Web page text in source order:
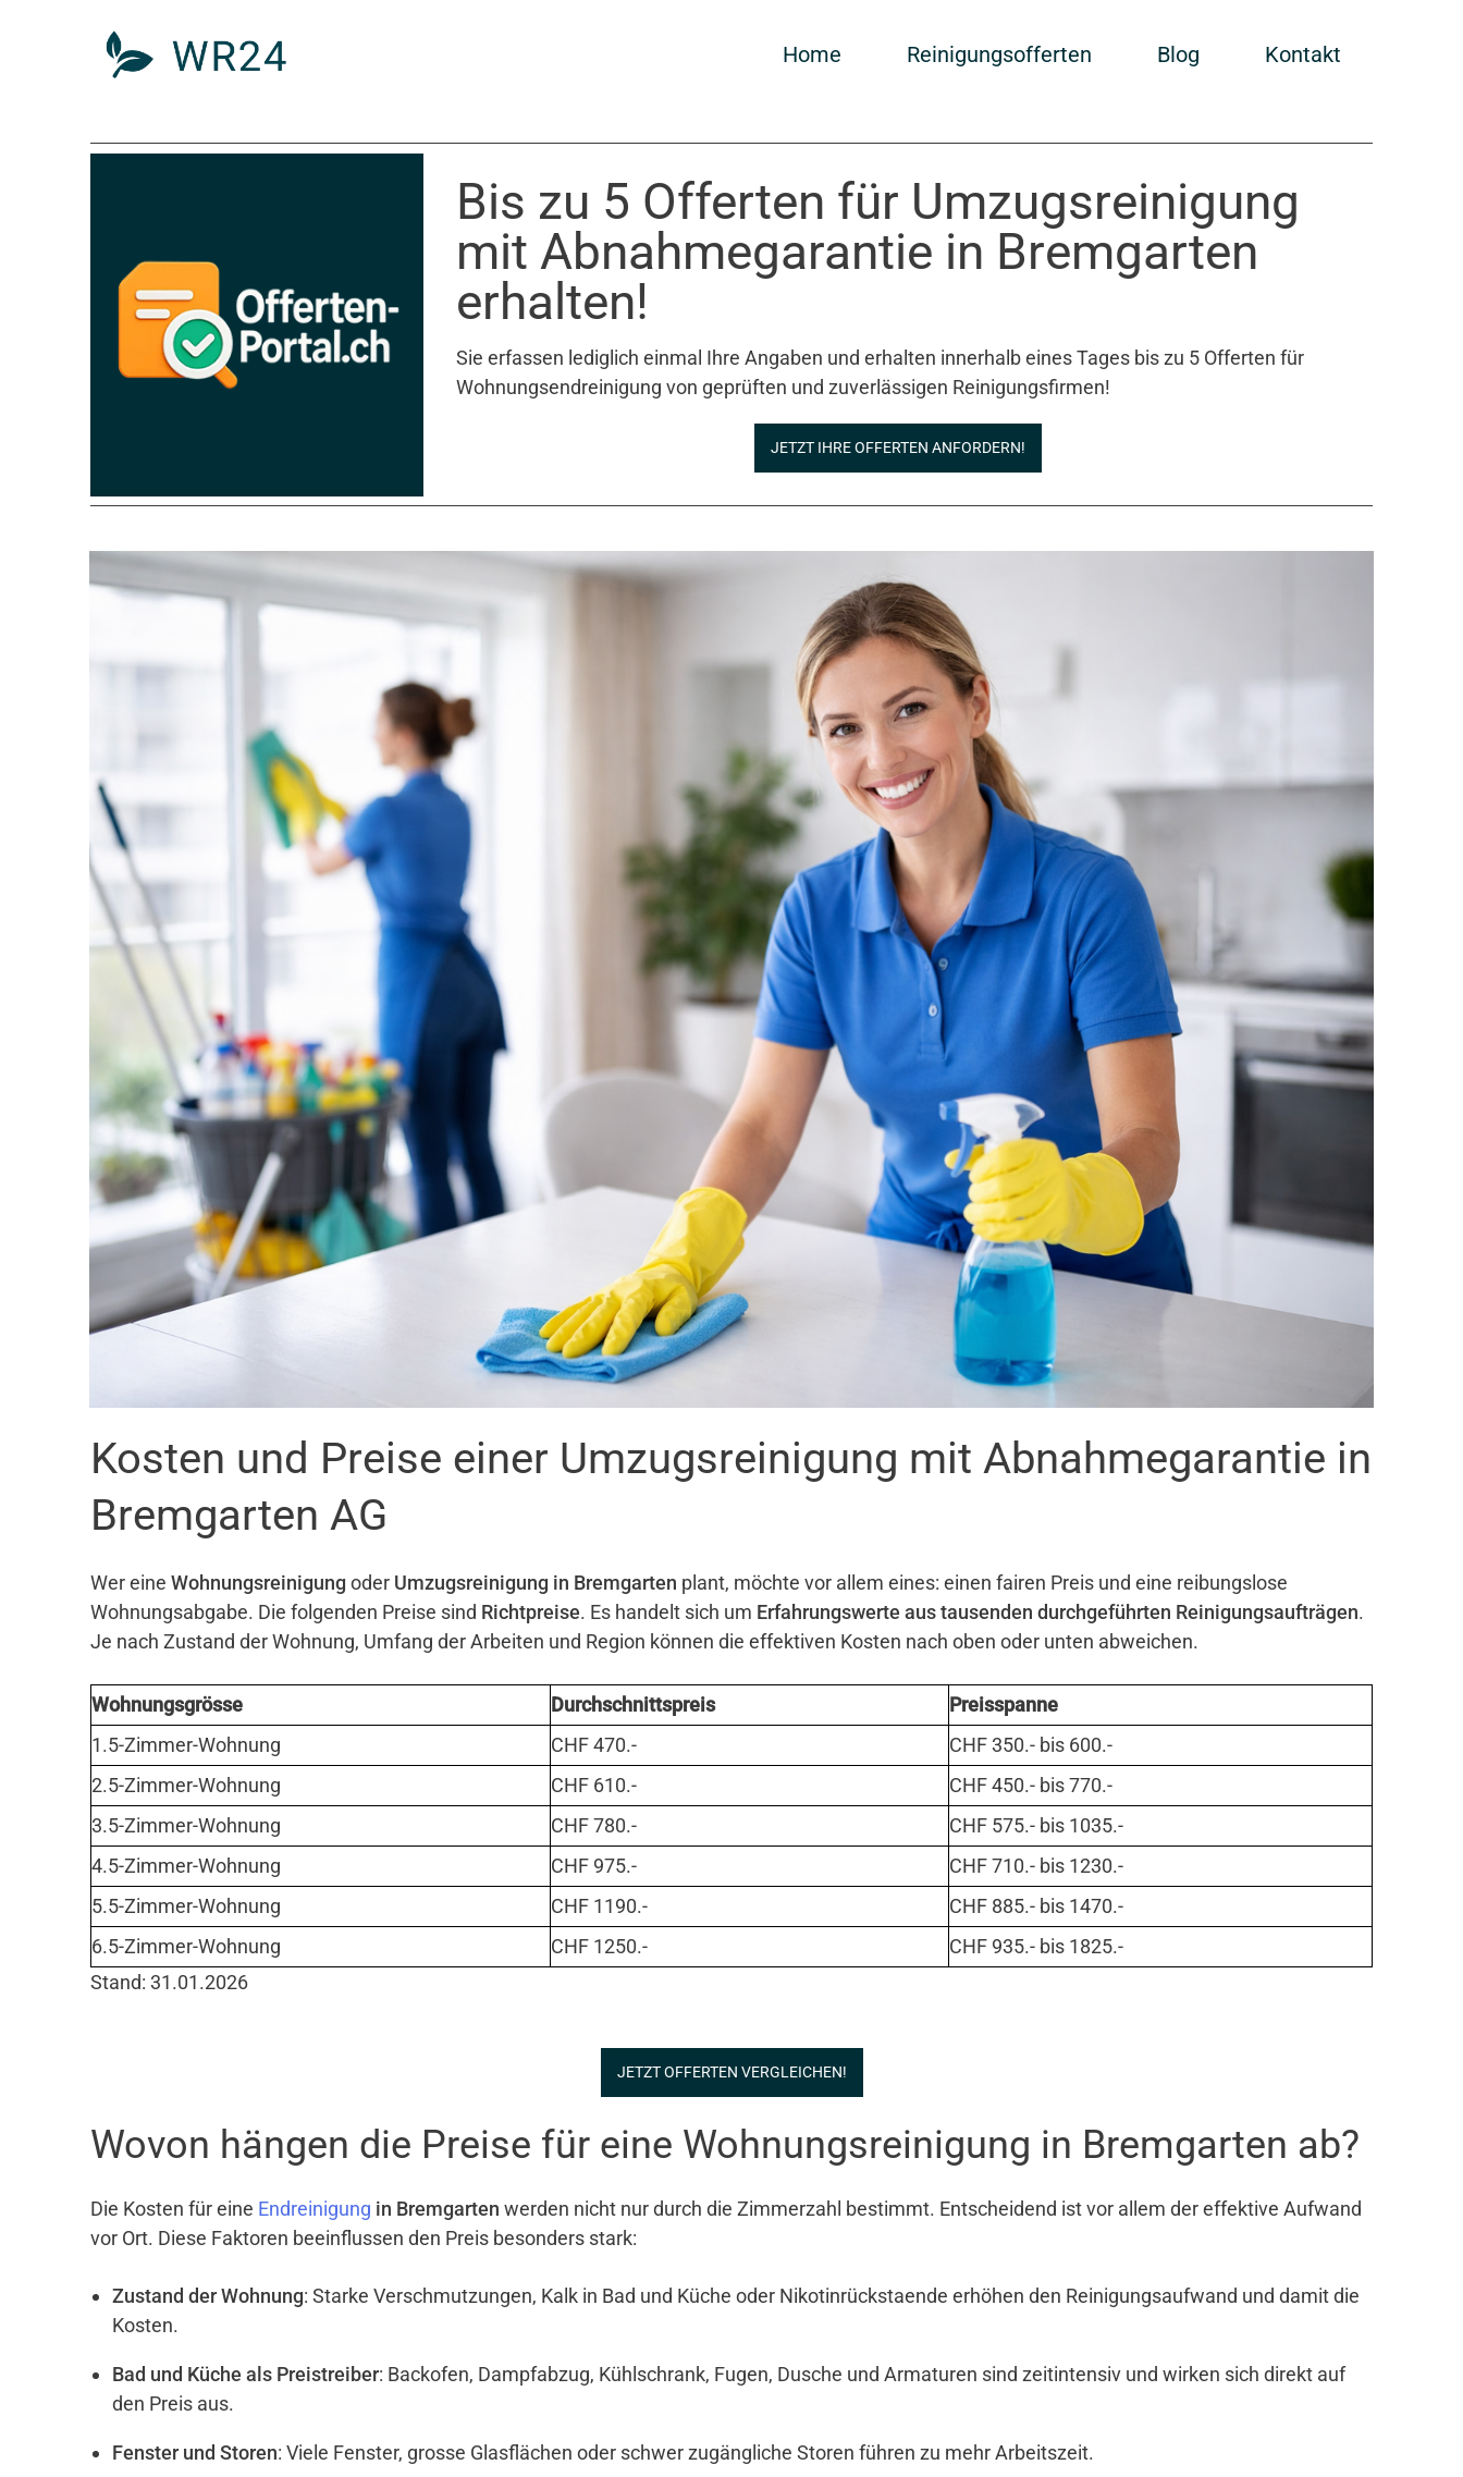
Home Reinigungsofferten Blog Kontakt
Bis zu 5 Offerten für Umzugsreinigung
mit Abnahmegarantie in Bremgarten
erhalten!
Sie erfassen lediglich einmal Ihre Angaben und erhalten innerhalb eines Tages bis zu 5 Offerten für
Wohnungsendreinigung von geprüften und zuverlässigen Reinigungsfirmen!
JETZT IHRE OFFERTEN ANFORDERN!
Kosten und Preise einer Umzugsreinigung mit Abnahmegarantie in
Bremgarten AG
Wer eine Wohnungsreinigung oder Umzugsreinigung in Bremgarten plant, möchte vor allem eines: einen fairen Preis und eine reibungslose
Wohnungsabgabe. Die folgenden Preise sind Richtpreise. Es handelt sich um Erfahrungswerte aus tausenden durchgeführten Reinigungsaufträgen.
Je nach Zustand der Wohnung, Umfang der Arbeiten und Region können die effektiven Kosten nach oben oder unten abweichen.
Wohnungsgrösse Durchschnittspreis
Preisspanne
1.5-Zimmer-Wohnung
CHF 470.-
CHF 350.- bis 600.-
2.5-Zimmer-Wohnung
CHF 610.-
CHF 450.- bis 770.-
3.5-Zimmer-Wohnung
CHF 780.-
CHF 575.- bis 1035.-
4.5-Zimmer-Wohnung
CHF 975.-
CHF 710.- bis 1230.-
5.5-Zimmer-Wohnung
CHF 1190.-
CHF 885.- bis 1470.-
6.5-Zimmer-Wohnung
CHF 1250.-
CHF 935.- bis 1825.-
Stand: 31.01.2026
JETZT OFFERTEN VERGLEICHEN!
Wovon hängen die Preise für eine Wohnungsreinigung in Bremgarten ab?
Die Kosten für eine Endreinigung in Bremgarten werden nicht nur durch die Zimmerzahl bestimmt. Entscheidend ist vor allem der effektive Aufwand
vor Ort. Diese Faktoren beeinflussen den Preis besonders stark:
Zustand der Wohnung: Starke Verschmutzungen, Kalk in Bad und Küche oder Nikotinrückstaende erhöhen den Reinigungsaufwand und damit die
Kosten.
Bad und Küche als Preistreiber: Backofen, Dampfabzug, Kühlschrank, Fugen, Dusche und Armaturen sind zeitintensiv und wirken sich direkt auf
den Preis aus.
Fenster und Storen: Viele Fenster, grosse Glasflächen oder schwer zugängliche Storen führen zu mehr Arbeitszeit.